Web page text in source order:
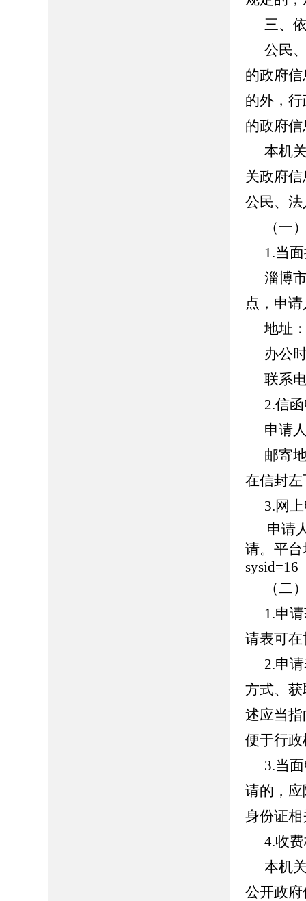
三、
公民
的政府
的外，
的政府
本机
关政府
公民、
（一
1.当
淄博
点，申
地址
办公
联系
2.信
申请
邮寄
在信封
3.网
申请
请。平台
sysid=16
（二
1.申
请表可
2.申
方式、
述应当
便于行
3.当
请的，
身份证
4.收
本机
公开政